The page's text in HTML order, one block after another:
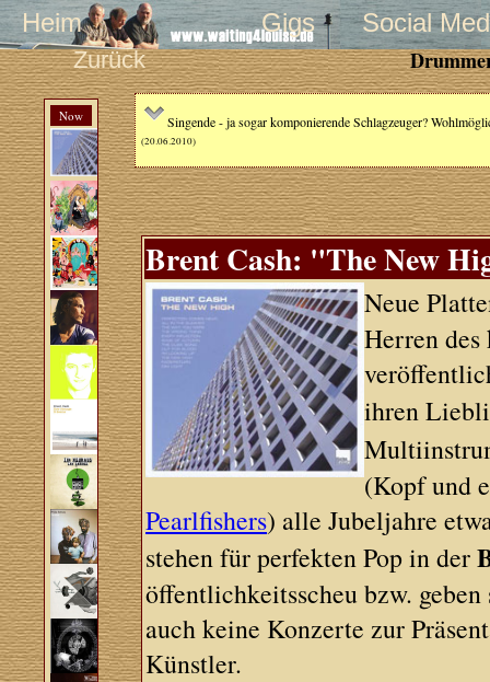
Heim Gigs Social
Zurück
Now Singende - ja sogar komponierende Schlagzeuger?
(20.06.2010)
Brent Cash: "The New
Neue
Herren
ihren
(Kopf und
Pearlfishers) alle Jubeljahre
stehen für perfekten Pop in der
öffentlichkeitsscheu bzw.
auch keine Konzerte zur
Künstler.